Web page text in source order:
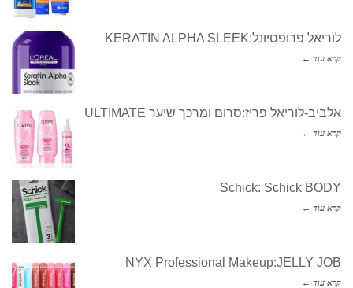
לוריאל פרופסיונל:KERATIN ALPHA SLEEK
קרא עוד ←
אלביב-לוריאל פריז:סרום ומרכך שיער ULTIMATE
קרא עוד ←
Schick: Schick BODY
קרא עוד ←
NYX Professional Makeup:JELLY JOB
קרא עוד ←